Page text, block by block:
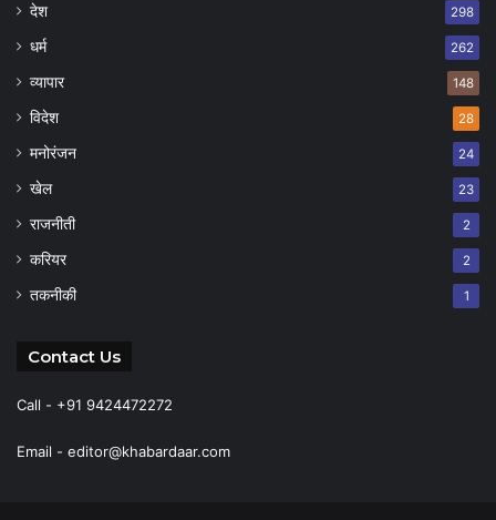
देश 298
धर्म 262
व्यापार 148
विदेश 28
मनोरंजन 24
खेल 23
राजनीती 2
करियर 2
तकनीकी 1
Contact Us
Call - +91 9424472272
Email - editor@khabardaar.com